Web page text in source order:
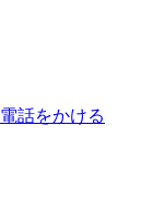
電話をかける